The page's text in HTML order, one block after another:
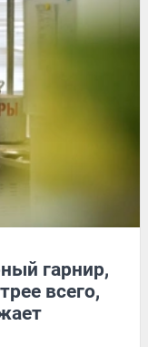
гарнир,
всего,